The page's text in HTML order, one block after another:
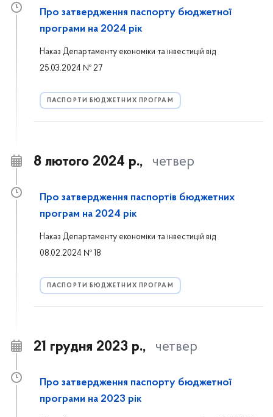
Про затвердження паспорту бюджетної
програми на 2024 рік
Наказ Департаменту економіки та інвестицій від
25.03.2024 № 27
ПАСПОРТИ БЮДЖЕТНИХ ПРОГРАМ
8 лютого 2024 р., четвер
Про затвердження паспортiв бюджетних
програм на 2024 piк
Наказ Департаменту економіки та інвестицій від
08.02.2024 № 18
ПАСПОРТИ БЮДЖЕТНИХ ПРОГРАМ
21 грудня 2023 р., четвер
Про затвердження паспорту бюджетної
програми на 2023 рік